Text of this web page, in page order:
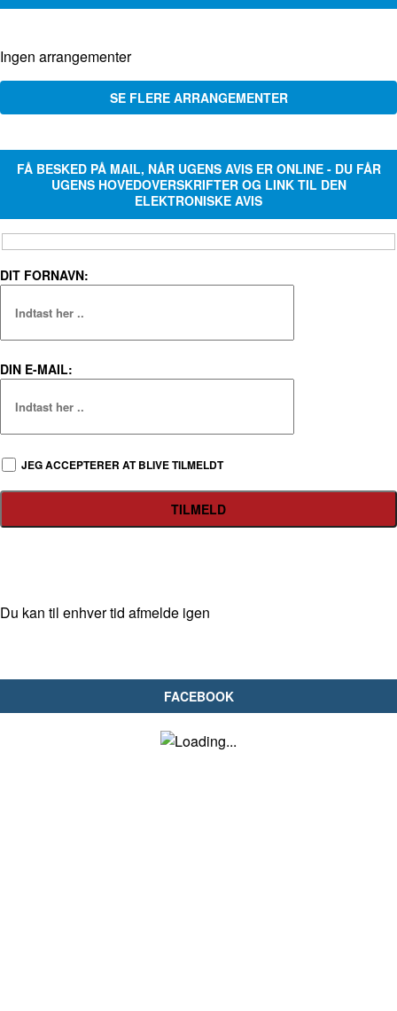
Ingen arrangementer
SE FLERE ARRANGEMENTER
FÅ BESKED PÅ MAIL, NÅR UGENS AVIS ER ONLINE - DU FÅR
UGENS HOVEDOVERSKRIFTER OG LINK TIL DEN
ELEKTRONISKE AVIS
DIT FORNAVN:
DIN E-MAIL:
JEG ACCEPTERER AT BLIVE TILMELDT
Du kan til enhver tid afmelde igen
FACEBOOK